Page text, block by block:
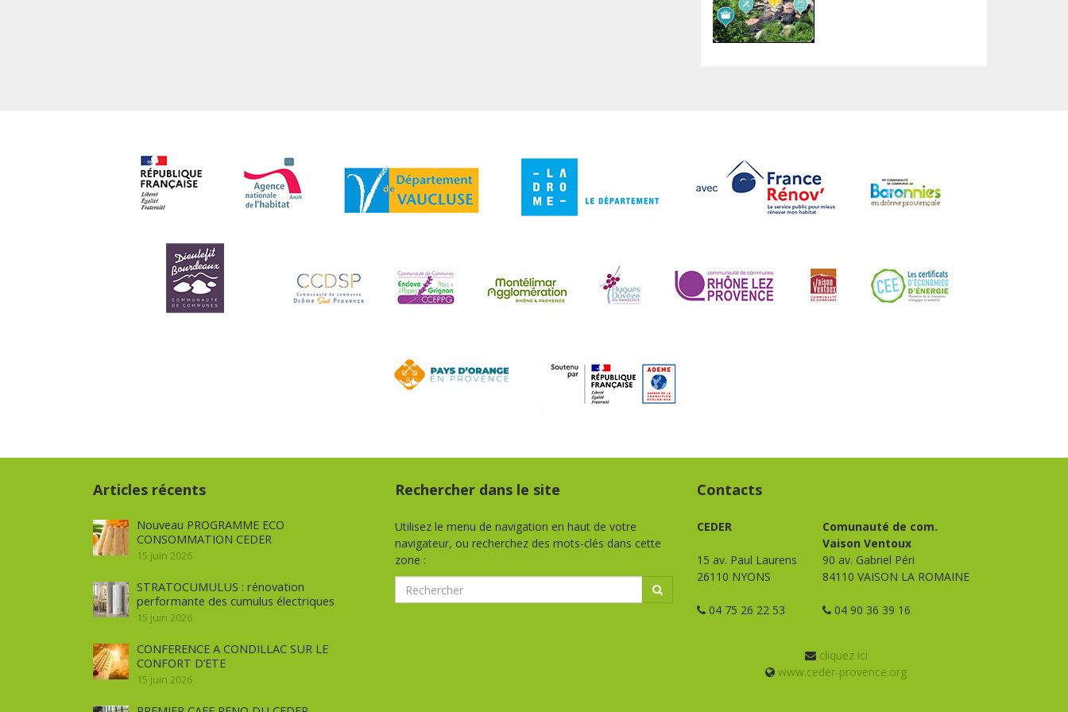
Articles récents
Nouveau PROGRAMME ECO
CONSOMMATION CEDER
15 juin 2026
STRATOCUMULUS : rénovation
performante des cumulus électriques
15 juin 2026
CONFERENCE A CONDILLAC SUR LE
CONFORT D’ETE
15 juin 2026
Rechercher dans le site
Utilisez le menu de navigation en haut de votre
navigateur, ou recherchez des mots-clés dans cette
zone :
Contacts
CEDER
15 av. Paul Laurens
26110 NYONS
04 75 26 22 53
Comunauté de com.
Vaison Ventoux
90 av. Gabriel Péri
84110 VAISON LA ROMAINE
04 90 36 39 16
cliquez ici
www.ceder-provence.org